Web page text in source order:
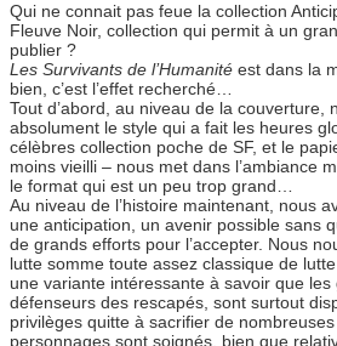
Qui ne connait pas feue la collection
Fleuve Noir, collection qui permit à un
publier ?
Les Survivants de l’Humanité est dans la
bien, c’est l’effet recherché…
Tout d’abord, au niveau de la couverture,
absolument le style qui a fait les heures
célèbres collection poche de SF, et le
moins vieilli – nous met dans l’ambiance
le format qui est un peu trop grand…
Au niveau de l’histoire maintenant, nous
une anticipation, un avenir possible sans
de grands efforts pour l’accepter. Nous
lutte somme toute assez classique de
une variante intéressante à savoir que
défenseurs des rescapés, sont surtout
privilèges quitte à sacrifier de
personnages sont soignés, bien que